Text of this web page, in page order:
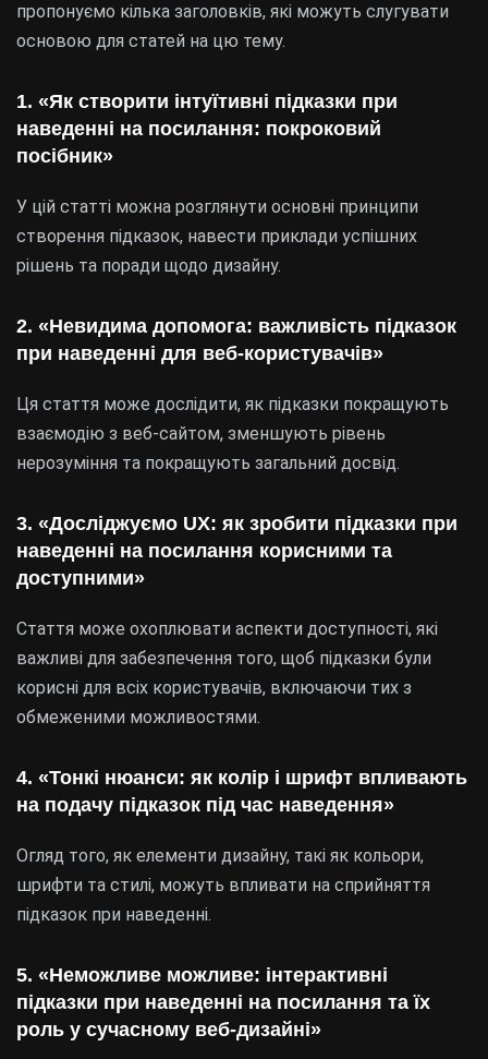
пропонуємо кілька заголовків, які можуть слугувати
основою для статей на цю тему.
1. «Як створити інтуїтивні підказки при
наведенні на посилання: покроковий
посібник»
У цій статті можна розглянути основні принципи
створення підказок, навести приклади успішних
рішень та поради щодо дизайну.
2. «Невидима допомога: важливість підказок
при наведенні для веб-користувачів»
Ця стаття може дослідити, як підказки покращують
взаємодію з веб-сайтом, зменшують рівень
нерозуміння та покращують загальний досвід.
3. «Досліджуємо UX: як зробити підказки при
наведенні на посилання корисними та
доступними»
Стаття може охоплювати аспекти доступності, які
важливі для забезпечення того, щоб підказки були
корисні для всіх користувачів, включаючи тих з
обмеженими можливостями.
4. «Тонкі нюанси: як колір і шрифт впливають
на подачу підказок під час наведення»
Огляд того, як елементи дизайну, такі як кольори,
шрифти та стилі, можуть впливати на сприйняття
підказок при наведенні.
5. «Неможливе можливе: інтерактивні
підказки при наведенні на посилання та їх
роль у сучасному веб-дизайні»